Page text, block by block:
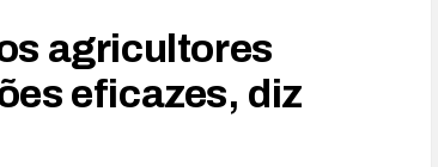
agricultores
eficazes, diz